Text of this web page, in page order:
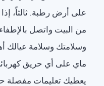
على أرض رطبة. ثالثاً،
وسلامتك وسلامة عيالك
ماي على أي حريق
يعطيك تعليمات مفصلة